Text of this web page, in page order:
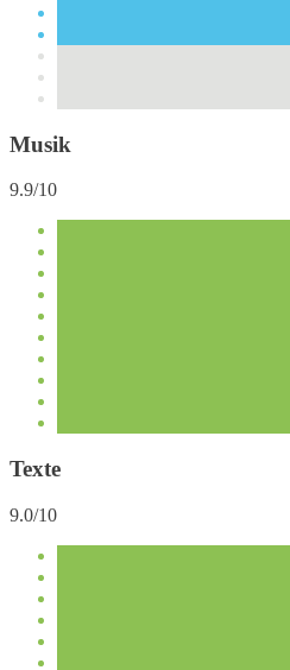
Musik
9.9/10
Texte
9.0/10